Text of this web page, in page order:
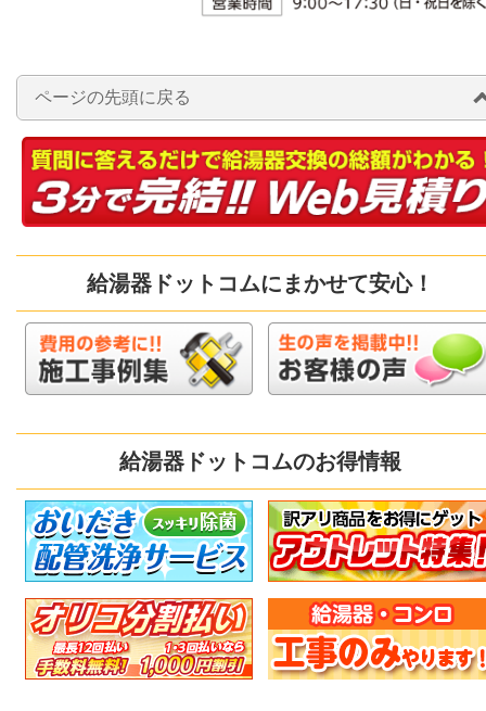
ページの先頭に戻る
給湯器ドットコムにまかせて安心！
給湯器ドットコムのお得情報